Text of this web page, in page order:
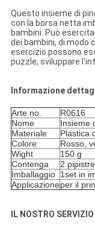
Questo insieme di
con la borsa netta
bambini. Può
dei bambini, di modo
esercizio possono
puzzle, sviluppare
Informazione
Arte no.
R0616
Nome
Insieme
Materiale
Plastica
Colore
Rosso,
Wight
150 g
Contenga
2
Imballaggio 1set in
Applicazioneper il
IL NOSTRO